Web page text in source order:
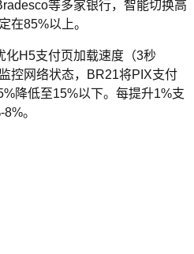
等多家银行，智能切换高
在85%以上。
化H5支付页加载速度（3秒
控网络状态，BR21将PIX支付
降低至15%以下。每提升1%支
。